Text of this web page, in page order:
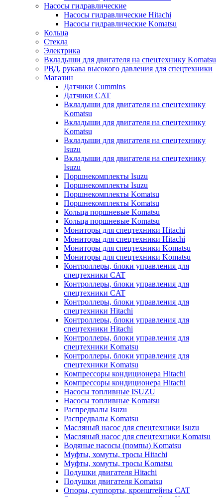
Насосы гидравлические
Насосы гидравлические Hitachi
Насосы гидравлические Komatsu
Кольца
Стекла
Электрика
Вкладыши для двигателя на спецтехнику Komatsu
РВД, рукава высокого давления для спецтехники
Магазин
Датчики Cummins
Датчики CAT
Вкладыши для двигателя на спецтехнику
Komatsu
Вкладыши для двигателя на спецтехнику
Komatsu
Вкладыши для двигателя на спецтехнику
Isuzu
Вкладыши для двигателя на спецтехнику
Isuzu
Поршнекомплекты Isuzu
Поршнекомплекты Isuzu
Поршнекомплекты Komatsu
Поршнекомплекты Komatsu
Кольца поршневые Komatsu
Кольца поршневые Komatsu
Мониторы для спецтехники Hitachi
Мониторы для спецтехники Hitachi
Мониторы для спецтехники Komatsu
Мониторы для спецтехники Komatsu
Контроллеры, блоки управления для
спецтехники CAT
Контроллеры, блоки управления для
спецтехники CAT
Контроллеры, блоки управления для
спецтехники Hitachi
Контроллеры, блоки управления для
спецтехники Hitachi
Контроллеры, блоки управления для
спецтехники Komatsu
Контроллеры, блоки управления для
спецтехники Komatsu
Компрессоры кондиционера Hitachi
Компрессоры кондиционера Hitachi
Насосы топливные ISUZU
Насосы топливные Komatsu
Распредвалы Isuzu
Распредвалы Komatsu
Масляный насос для спецтехники Isuzu
Масляный насос для спецтехники Komatsu
Водяные насосы (помпы) Komatsu
Муфты, хомуты, тросы Hitachi
Муфты, хомуты, тросы Komatsu
Подушки двигателя Hitachi
Подушки двигателя Komatsu
Опоры, суппорты, кронштейны CAT